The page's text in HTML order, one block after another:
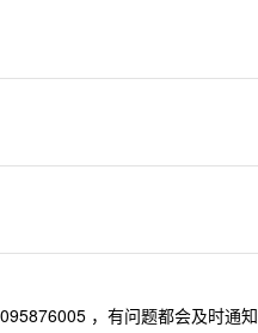
，有问题都会及时通知